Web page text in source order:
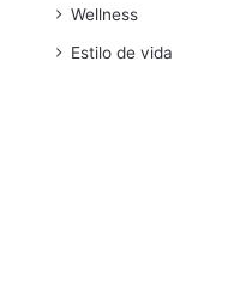
Wellness
Estilo de vida